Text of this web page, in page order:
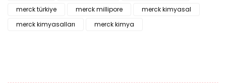
merck türkiye
merck millipore
merck kimyasal
merck kimyasalları
merck kimya